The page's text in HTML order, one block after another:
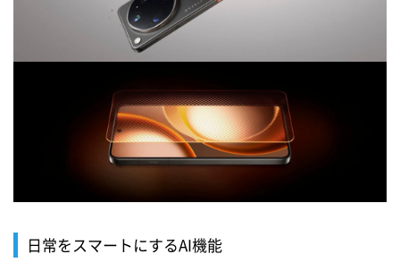
日常をスマートにするAI機能